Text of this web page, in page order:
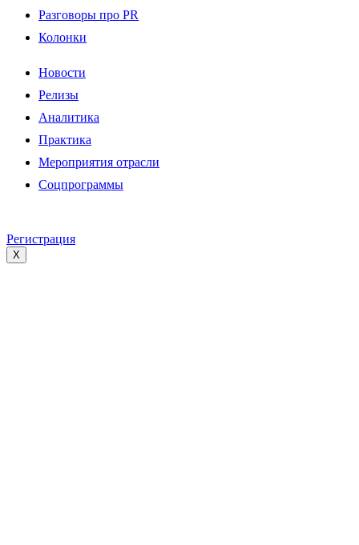
Разговоры про PR
Колонки
Новости
Релизы
Аналитика
Практика
Мероприятия отрасли
Соцпрограммы
Регистрация
X